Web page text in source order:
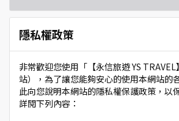
隱私權政策
非常歡迎您使用「【永信旅遊 YS
站），為了讓您能夠安心的使用本網站的
此向您說明本網站的隱私權保護政策，以
詳閱下列內容：